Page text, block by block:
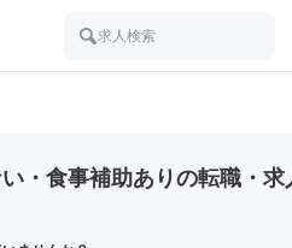
求人検索
・食事補助ありの転職・求